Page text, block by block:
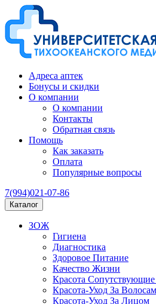
Адреса аптек
Бонусы и скидки
О компании
О компании
Контакты
Обратная связь
Помощь
Как заказать
Оплата
Популярные вопросы
7(994)021-07-86
Каталог
ЗОЖ
Гигиена
Диагностика
Здоровое Питание
Качество Жизни
Красота
Красота-Уход За
Красота-Уход За Лицом